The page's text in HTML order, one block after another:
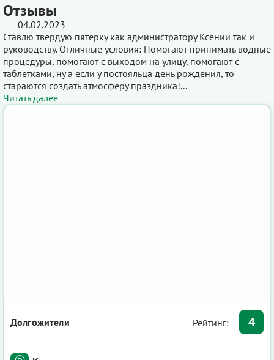
Отзывы
04.02.2023
Ставлю твердую пятерку как администратору Ксении так и
руководству. Отличные условия: Помогают принимать водные
процедуры, помогают с выходом на улицу, помогают с
таблетками, ну а если у постояльца день рождения, то
стараются создать атмосферу праздника!...
Читать далее
Долгожители Рейтинг: 4